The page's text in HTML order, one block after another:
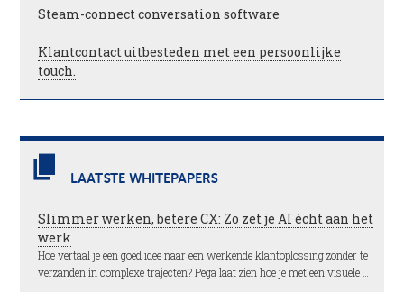
Steam-connect conversation software
Klantcontact uitbesteden met een persoonlijke
touch.
LAATSTE WHITEPAPERS
Slimmer werken, betere CX: Zo zet je AI écht aan het
werk
Hoe vertaal je een goed idee naar een werkende klantoplossing zonder te
verzanden in complexe trajecten? Pega laat zien hoe je met een visuele …